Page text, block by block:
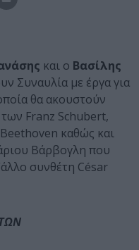
και ο Βασίλης
Συναυλία με έργα για
θα ακουστούν
των Franz Schubert,
καθώς και
Βάρβογλη που
συνθέτη César